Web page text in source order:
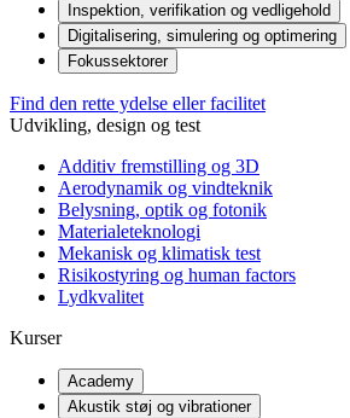
Inspektion, verifikation og vedligehold
Digitalisering, simulering og optimering
Fokussektorer
Find den rette ydelse eller facilitet
Udvikling, design og test
Additiv fremstilling og 3D
Aerodynamik og vindteknik
Belysning, optik og fotonik
Materialeteknologi
Mekanisk og klimatisk test
Risikostyring og human factors
Lydkvalitet
Kurser
Academy
Akustik støj og vibrationer